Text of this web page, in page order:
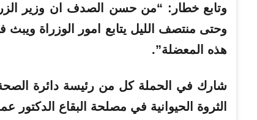
وتابع خطار: “من حسن الصدف ان وزير
وحتى منتصف الليل يتابع امور الوزراة ويبث
هذه المعضلة”.
شارك في الحملة كل من رئيسة دائرة الصحة
الثروة الحيوانية في مصلحة البقاع الدكتور